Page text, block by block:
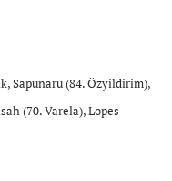
Sapunaru (84. Özyildirim),
(70. Varela), Lopes –